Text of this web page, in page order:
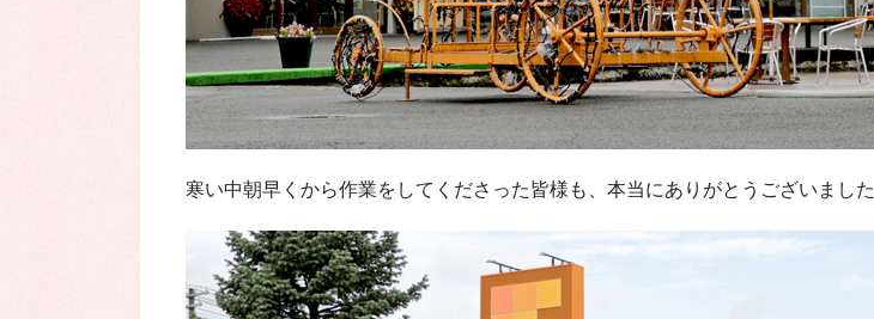
寒い中朝早くから作業をしてくださった皆様も、本当にありがとうございました